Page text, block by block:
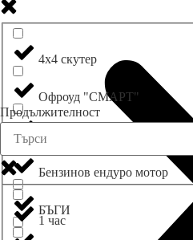
4х4 скутер
Oфроуд "СМАРТ"
АТВ
Бензинов ендуро мотор
БЪГИ
Продължителност
1 час